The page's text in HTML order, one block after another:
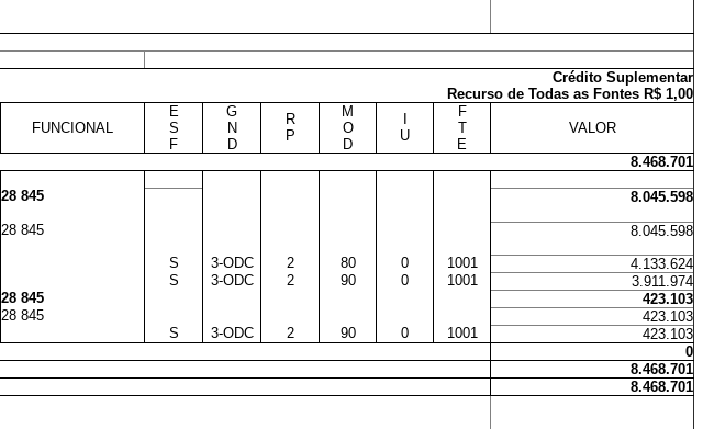
Crédito Suplementar
Recurso de Todas as Fontes R$ 1,00
FUNCIONAL
E
S
F
G
N
D
R
P
M
O
D
U
F
T
E
VALOR
8.468.701
28 845
8.045.598
28 845
8.045.598
S
3-ODC 2 80 0 1001
4.133.624
S
3-ODC 2 90 0 1001
3.911.974
28 845
423.103
28 845
423.103
S
3-ODC 2 90 0 1001
423.103
0
8.468.701
8.468.701